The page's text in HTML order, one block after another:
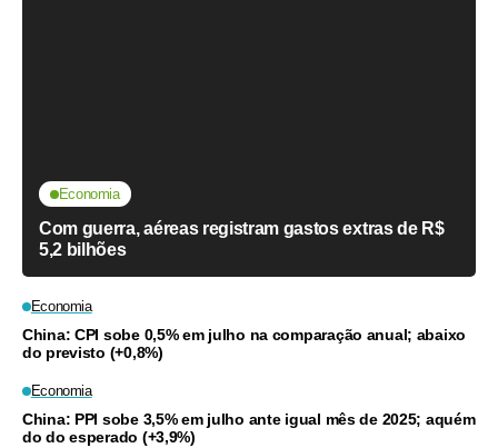
Economia
Com guerra, aéreas registram gastos extras de R$
5,2 bilhões
Economia
China: CPI sobe 0,5% em julho na comparação anual; abaixo
do previsto (+0,8%)
Economia
China: PPI sobe 3,5% em julho ante igual mês de 2025; aquém
do do esperado (+3,9%)